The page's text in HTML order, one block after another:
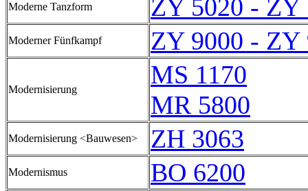
Moderne Tanzform ZY 5020 - ZY
Moderner Fünfkampf ZY 9000 - ZY
Modernisierung
MS 1170
MR 5800
Modernisierung <Bauwesen> ZH 3063
Modernismus BO 6200